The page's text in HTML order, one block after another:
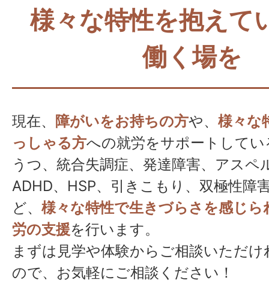
様々な特性を抱えて
働く場を
現在、 障がいをお持ちの方や、 様々な
っしゃる方への就労をサポートしてい
うつ、統合失調症、発達障害、アスペ
ADHD、HSP、引きこもり、双極性障
ど、 様々な特性で生きづらさを感じら
労の支援を行います。
まずは見学や体験からご相談いただ
ので、お気軽にご相談ください！